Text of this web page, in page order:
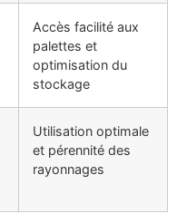
Accès facilité aux
palettes et
optimisation du
stockage
Utilisation optimale
et pérennité des
rayonnages